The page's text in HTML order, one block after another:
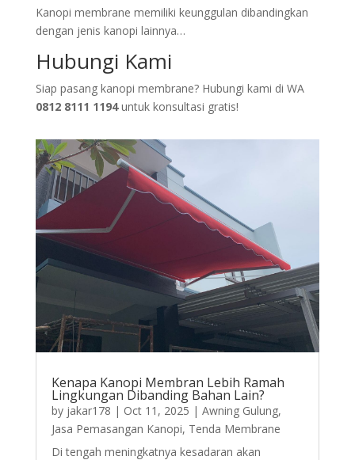
Kanopi membrane memiliki keunggulan dibandingkan
dengan jenis kanopi lainnya…
Hubungi Kami
Siap pasang kanopi membrane? Hubungi kami di WA
0812 8111 1194untuk konsultasi gratis!
Kenapa Kanopi Membran Lebih Ramah
Lingkungan Dibanding Bahan Lain?
by jakar178 | Oct 11, 2025 | Awning Gulung,
Jasa Pemasangan Kanopi, Tenda Membrane
Di tengah meningkatnya kesadaran akan